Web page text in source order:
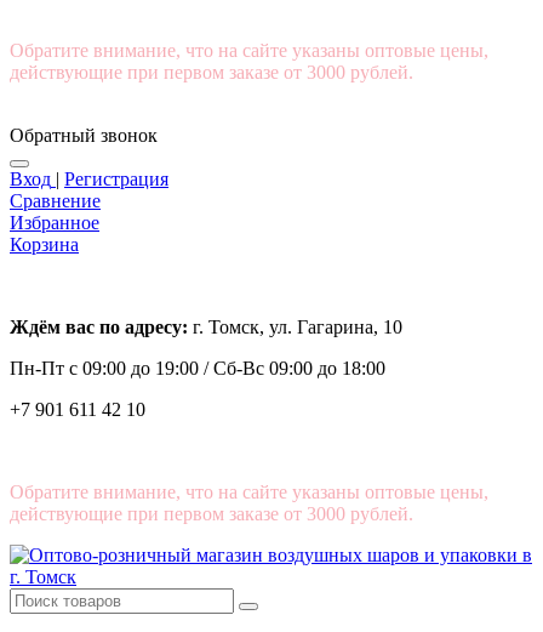
Обратите внимание, что на сайте указаны оптовые цены,
действующие при первом заказе от 3000 рублей.
Обратный звонок
Вход | Регистрация
Сравнение
Избранное
Корзина
Ждём вас по адресу: г. Томск, ул. Гагарина, 10
Пн-Пт с 09:00 до 19:00 /Сб-Вс 09:00 до 18:00
+7 901 611 42 10
Обратите внимание, что на сайте указаны оптовые цены,
действующие при первом заказе от 3000 рублей.